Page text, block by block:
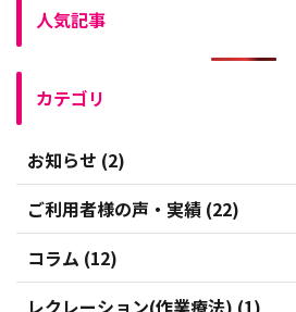
人気記事
カテゴリ
お知らせ (2)
ご利用者様の声・実績 (22)
コラム (12)
レクレーション(作業療法) (1)